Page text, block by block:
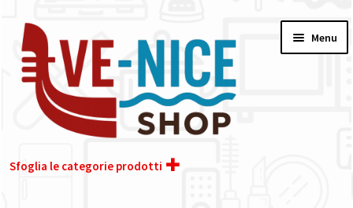
alla
navigazione
contenuto
Menu
Sfoglia le categorie prodotti